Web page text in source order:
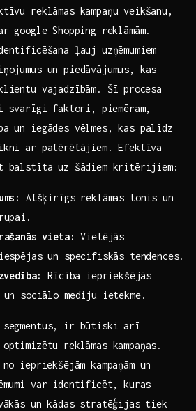
reklāmas kampaņu veikšanu,
Shopping reklāmām.
ļauj​ uzņēmumiem‍
un piedāvājumus, kas
vajadzībām. Šī ⁣procesa
svarīgi faktori, piemēram,
‍un iegādes vēlmes, kas palīdz
ar patērētājiem. Efektīva
balstīta uz šādiem kritērijiem:
Atšķirīgs reklāmas tonis un
‍vieta: Vietējās
un‌ specifiskās tendences.
Rīcība iepriekšējās
sociālo mediju ietekme.
segmentus, ir būtiski arī
reklāmas kampaņas.
iepriekšējām kampaņām un
var ‍identificēt, kuras
un kādas stratēģijas ‍tiek